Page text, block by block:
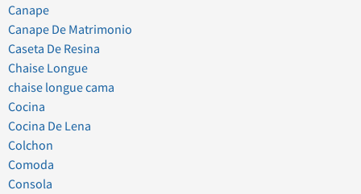
Canape
Canape De Matrimonio
Caseta De Resina
Chaise Longue
chaise longue cama
Cocina
Cocina De Lena
Colchon
Comoda
Consola